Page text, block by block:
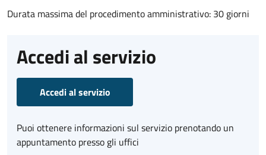
Durata massima del procedimento amministrativo: 30 giorni
Accedi al servizio
Accedi al servizio
Puoi ottenere informazioni sul servizio prenotando un
appuntamento presso gli uffici